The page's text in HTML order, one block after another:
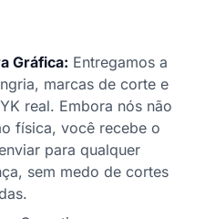
Gráfica: Entregamos a
marcas de corte e
real. Embora nós não
física, você recebe o
para qualquer
sem medo de cortes